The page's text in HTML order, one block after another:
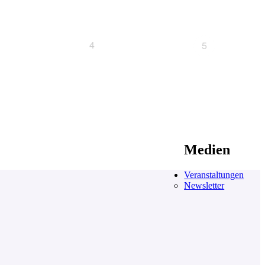
4 5
Medien
Veranstaltungen
Newsletter